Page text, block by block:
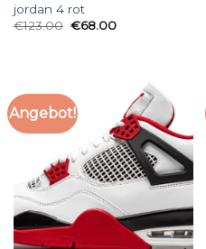
jordan 4 rot
€123.00 €68.00
Angebot!